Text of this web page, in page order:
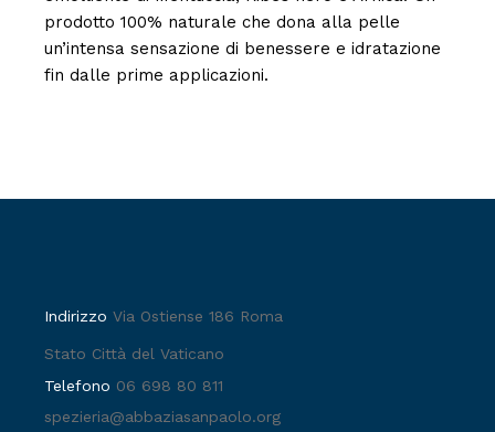
prodotto 100% naturale che dona alla pelle
un’intensa sensazione di benessere e idratazione
fin dalle prime applicazioni.
IndirizzoVia Ostiense 186 Roma
Stato Città del Vaticano
Telefono 06 698 80 811
spezieria@abbaziasanpaolo.org